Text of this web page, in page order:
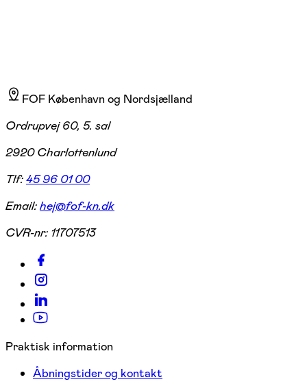
FOF København og Nordsjælland
Ordrupvej 60, 5. sal
2920 Charlottenlund
Tlf:45 96 01 00
Email:hej@fof-kn.dk
CVR-nr: 11707513
Praktisk information
Åbningstider og kontakt